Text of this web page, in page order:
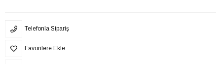
Telefonla Sipariş
Favorilere Ekle